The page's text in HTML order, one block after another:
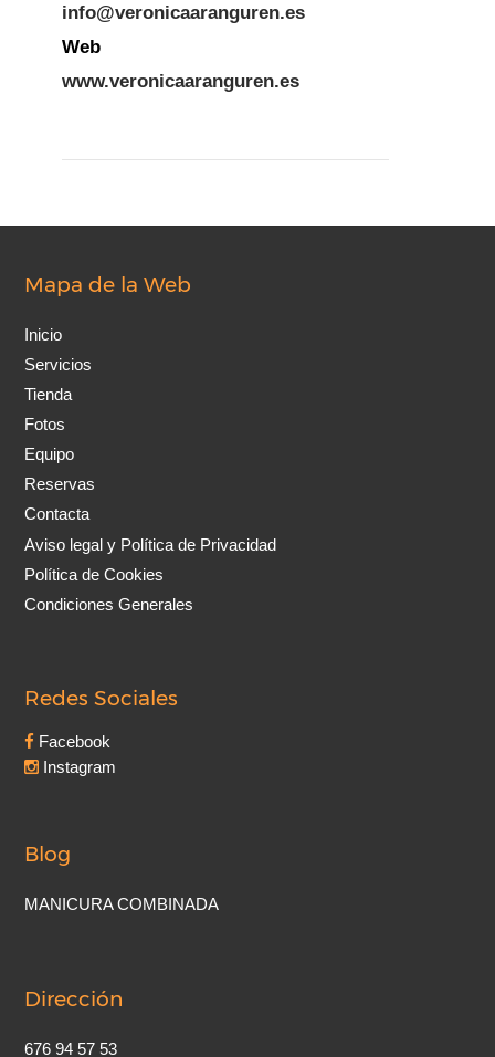
info@veronicaaranguren.es
Web
www.veronicaaranguren.es
Mapa de la Web
Inicio
Servicios
Tienda
Fotos
Equipo
Reservas
Contacta
Aviso legal y Política de Privacidad
Política de Cookies
Condiciones Generales
Redes Sociales
Facebook
Instagram
Blog
MANICURA COMBINADA
Dirección
676 94 57 53